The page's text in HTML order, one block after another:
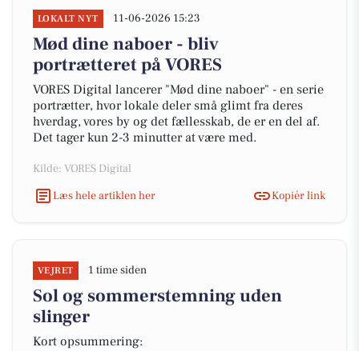
LOKALT NYT 11-06-2026 15:23
Mød dine naboer - bliv
portrætteret på VORES
VORES Digital lancerer "Mød dine naboer" - en serie
portrætter, hvor lokale deler små glimt fra deres
hverdag, vores by og det fællesskab, de er en del af.
Det tager kun 2-3 minutter at være med.
Kilde: VORES Digital
Læs hele artiklen her
Kopiér link
VEJRET 1 time siden
Sol og sommerstemning uden
slinger
Kort opsummering: